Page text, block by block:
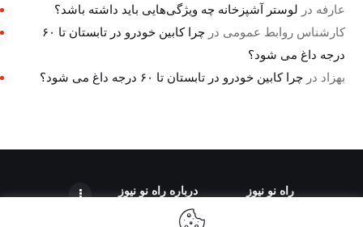
عارفه در لوستر آشپزخانه چه ویژگی‌هایی باید داشته باشد؟
کارشناس روابط عمومی در
چرا کابین خودرو در تابستان تا ۶۰
درجه داغ می شود؟
بهزاد درچرا کابین خودرو در تابستان تا ۶۰ درجه داغ می شود؟
راه نو نیوز درباره راه‌ نو نیوز